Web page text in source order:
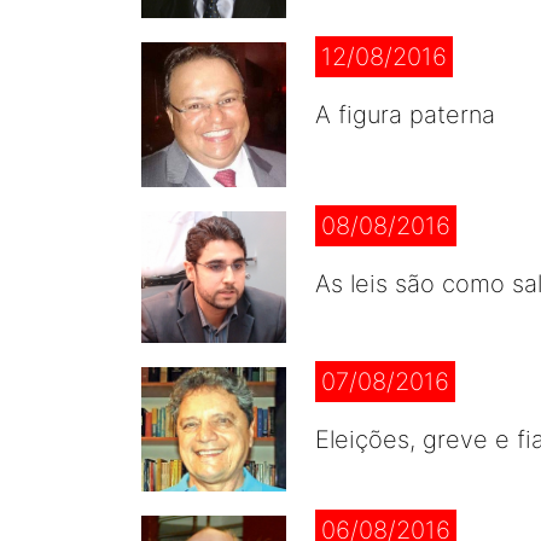
12/08/2016
A figura paterna
08/08/2016
As leis são como
07/08/2016
Eleições, greve e
06/08/2016